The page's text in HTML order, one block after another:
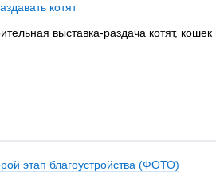
котят
выставка-раздача котят,
этап благоустройства (ФОТО)